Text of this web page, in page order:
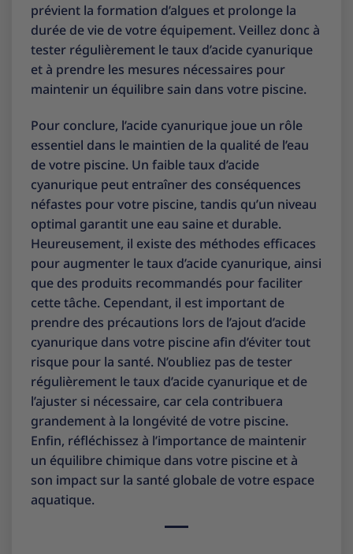
prévient la formation d’algues et prolonge la
durée de vie de votre équipement. Veillez donc à
tester régulièrement le taux d’acide cyanurique
et à prendre les mesures nécessaires pour
maintenir un équilibre sain dans votre piscine.
Pour conclure, l’acide cyanurique joue un rôle
essentiel dans le maintien de la qualité de l’eau
de votre piscine. Un faible taux d’acide
cyanurique peut entraîner des conséquences
néfastes pour votre piscine, tandis qu’un niveau
optimal garantit une eau saine et durable.
Heureusement, il existe des méthodes efficaces
pour augmenter le taux d’acide cyanurique, ainsi
que des produits recommandés pour faciliter
cette tâche. Cependant, il est important de
prendre des précautions lors de l’ajout d’acide
cyanurique dans votre piscine afin d’éviter tout
risque pour la santé. N’oubliez pas de tester
régulièrement le taux d’acide cyanurique et de
l’ajuster si nécessaire, car cela contribuera
grandement à la longévité de votre piscine.
Enfin, réfléchissez à l’importance de maintenir
un équilibre chimique dans votre piscine et à
son impact sur la santé globale de votre espace
aquatique.